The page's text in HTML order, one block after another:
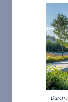
Durch